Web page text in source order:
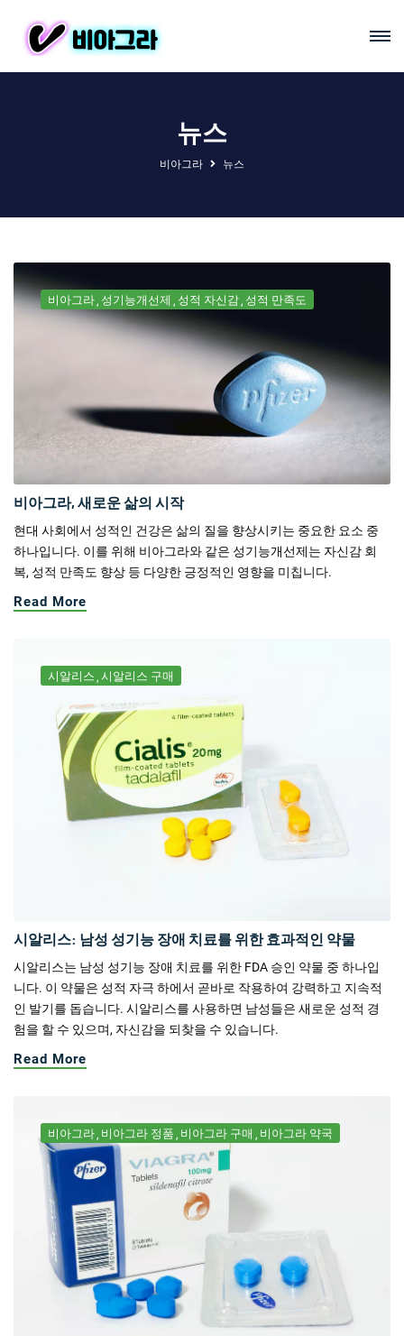
뉴스
비아그라 뉴스
비아그라 성기능개선제 성적 자신감 성적 만족도
비아그라, 새로운 삶의 시작
현대 사회에서 성적인 건강은 삶의 질을 향상시키는 중요한 요소 중
하나입니다. 이를 위해 비아그라와 같은 성기능개선제는 자신감 회
복, 성적 만족도 향상 등 다양한 긍정적인 영향을 미칩니다.
Read More
시알리스 시알리스 구매
시알리스: 남성 성기능 장애 치료를 위한 효과적인 약물
시알리스는 남성 성기능 장애 치료를 위한 FDA 승인 약물 중 하나입
니다. 이 약물은 성적 자극 하에서 곧바로 작용하여 강력하고 지속적
인 발기를 돕습니다. 시알리스를 사용하면 남성들은 새로운 성적 경
험을 할 수 있으며, 자신감을 되찾을 수 있습니다.
Read More
비아그라 비아그라 정품 비아그라 구매 비아그라 약국